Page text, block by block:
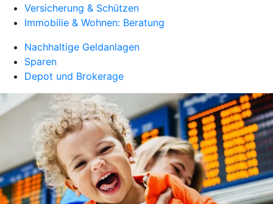
Versicherung & Schützen
Immobilie & Wohnen: Beratung
Nachhaltige Geldanlagen
Sparen
Depot und Brokerage